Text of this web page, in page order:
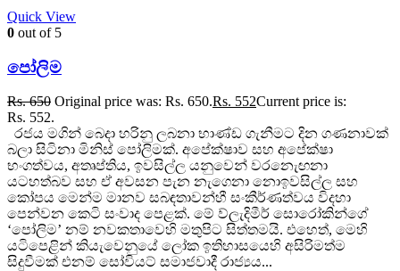
Quick View
0 out of 5
පෝලිම
Rs.650 Original price was: Rs. 650.Rs. 552Current price is:
Rs. 552.
රජය මගින් බෙදා හරිනු ලබනා භාණ්ඩ ගැනීමට දින ගණනාවක්
බලා සිටිනා මිනිස් පෝලිමක්. අපේක්ෂාව සහ අපේක්ෂා
භංගත්වය, අතෘප්තිය, ඉවසිල්ල යනුවෙන් වරනැෙඟනා
යටහත්බව සහ ඒ අවසන පැන නැගෙනා නොඉවසිල්ල සහ
කෝපය මෙන්ම මානව සබඳතාවන්හී සංකීර්ණත්වය විදහා
පෙන්වන කෙටි සංවාද පෙළක්. මේ ව්ලැදිමීර් සොරෝකින්ගේ
‘පෝලිම’ නම් නවකතාවෙහි මතුපිට සිත්තමයි. එහෙත්, මෙහි
යටිපෙළින් කියැවෙනුයේ ලෝක ඉතිහාසයෙහි අසිරිමත්ම
සිදුවීමක් එනම් සෝවියට් සමාජවාදී රාජ්‍යය...